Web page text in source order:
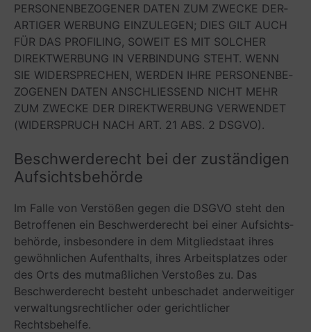
PER­SO­NEN­BE­ZO­GE­NER DATEN ZUM ZWE­CKE DER­
AR­TI­GER WER­BUNG EIN­ZU­LE­GEN; DIES GILT AUCH
FÜR DAS PRO­FIL­ING, SOWEIT ES MIT SOL­CHER
DIREKT­WER­BUNG IN VER­BIN­DUNG STEHT. WENN
SIE WIDER­SPRE­CHEN, WER­DEN IHRE PER­SO­NEN­BE­
ZO­GE­NEN DATEN ANSCHLIES­SEND NICHT MEHR
ZUM ZWE­CKE DER DIREKT­WER­BUNG VER­WEN­DET
(WIDER­SPRUCH NACH ART. 21 ABS. 2 DSGVO).
Beschwerde­recht bei der zustän­di­gen
Aufsichtsbehörde
Im Falle von Ver­stö­ßen gegen die DSGVO steht den
Betrof­fe­nen ein Beschwer­de­recht bei einer Auf­sichts­
be­hörde, ins­be­son­dere in dem Mit­glied­staat ihres
gewöhn­li­chen Auf­ent­halts, ihres Arbeits­plat­zes oder
des Orts des mut­maß­li­chen Ver­sto­ßes zu. Das
Beschwer­de­recht besteht unbe­scha­det ander­wei­ti­ger
ver­wal­tungs­recht­li­cher oder gericht­li­cher
Rechtsbehelfe.